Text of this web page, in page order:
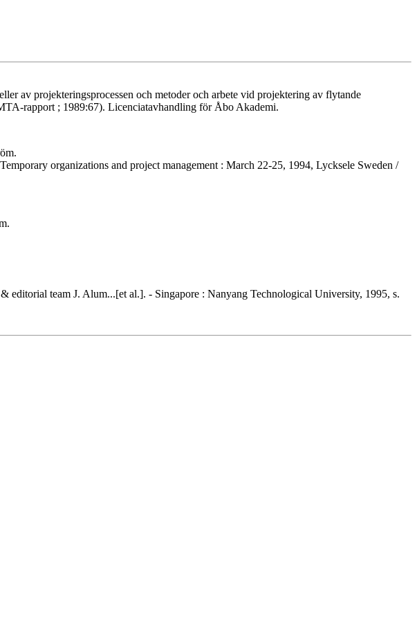
av projekteringsprocessen och metoder och arbete vid projektering av flytande
rapport ; 1989:67). Licenciatavhandling för Åbo Akademi.
organizations and project management : March 22-25, 1994, Lycksele Sweden /
editorial team J. Alum...[et al.]. - Singapore : Nanyang Technological University, 1995, s.